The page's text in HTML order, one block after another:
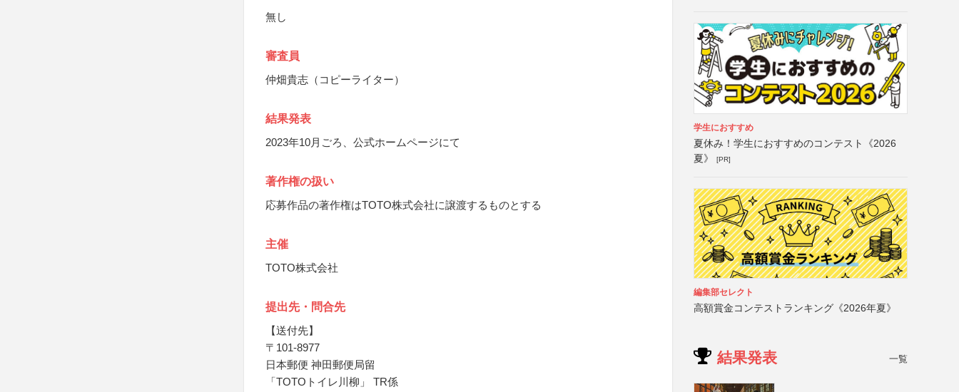
無し
審査員
仲畑貴志（コピーライター）
結果発表
2023年10月ごろ、公式ホームページにて
著作権の扱い
応募作品の著作権はTOTO株式会社に譲渡するものとする
主催
TOTO株式会社
提出先・問合先
【送付先】
〒101-8977
日本郵便 神田郵便局留
「TOTOトイレ川柳」 TR係
学生におすすめ
夏休み！学生におすすめのコンテスト《2026
夏》
[PR]
編集部セレクト
高額賞金コンテストランキング《2026年夏》
結果発表 一覧